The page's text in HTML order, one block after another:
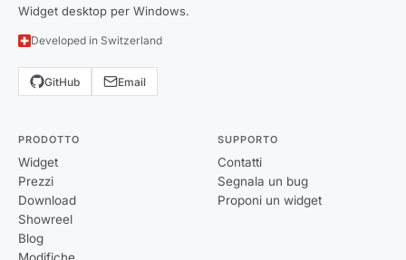
Widget desktop per Windows.
Developed in Switzerland
GitHub Email
PRODOTTO
Widget
Prezzi
Download
Showreel
Blog
SUPPORTO
Contatti
Segnala un bug
Proponi un widget